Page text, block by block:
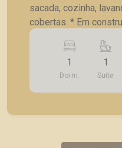
sacada, cozinha,
cobertas. * Em construção, previsão de entrega
08/2021.
1
Dorm.
1
Suite